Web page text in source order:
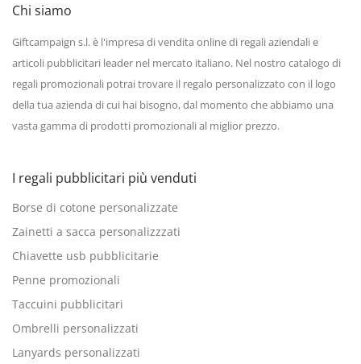
Chi siamo
Giftcampaign s.l. è l'impresa di vendita online di regali aziendali e
articoli pubblicitari leader nel mercato italiano. Nel nostro catalogo di
regali promozionali potrai trovare il regalo personalizzato con il logo
della tua azienda di cui hai bisogno, dal momento che abbiamo una
vasta gamma di prodotti promozionali al miglior prezzo.
I regali pubblicitari più venduti
Borse di cotone personalizzate
Zainetti a sacca personalizzzati
Chiavette usb pubblicitarie
Penne promozionali
Taccuini pubblicitari
Ombrelli personalizzati
Lanyards personalizzati